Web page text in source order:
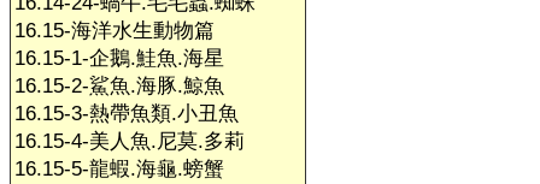
16.15-海洋水生動物篇
16.15-1-企鵝.鮭魚.海星
16.15-2-鯊魚.海豚.鯨魚
16.15-3-熱帶魚類.小丑魚
16.15-4-美人魚.尼莫.多莉
16.15-5-龍蝦.海龜.螃蟹